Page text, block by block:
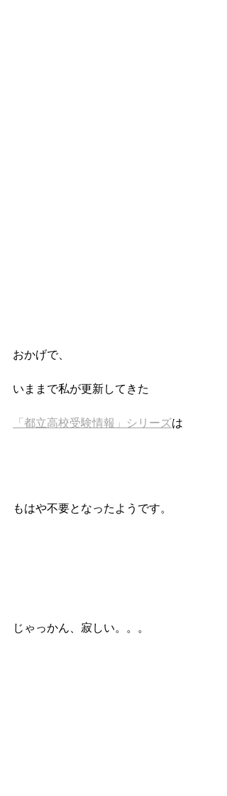
おかげで、
いままで私が更新してきた
「都立高校受験情報」シリーズは
もはや不要となったようです。
じゃっかん、寂しい。。。